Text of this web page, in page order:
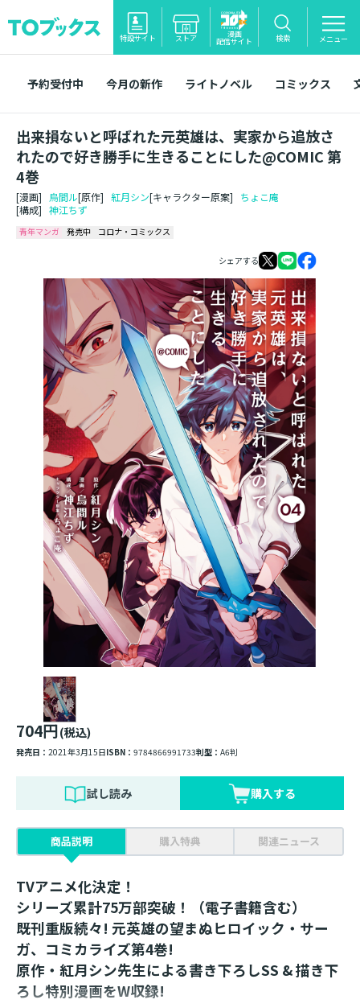
特設サイト ストア 漫画
配信サイト 検索 メニュー
予約受付中 今月の新作 ライトノベル コミックス
出来損ないと呼ばれた元英雄は、実家から追放さ
れたので好き勝手に生きることにした@COMIC 第
4巻
[漫画] 烏間ル[原作] 紅月シン[キャラクター原案] ちょこ庵
[構成] 神江ちず
青年マンガ 発売中 コロナ・コミックス
シェアする
704円(税込)
発売日： 2021年3月15日ISBN： 9784866991733判型： A6判
試し読み 購入する
商品説明 購入特典 関連ニュース
TVアニメ化決定！
シリーズ累計75万部突破！（電子書籍含む）
既刊重版続々! 元英雄の望まぬヒロイック・サー
ガ、コミカライズ第4巻!
原作・紅月シン先生による書き下ろしSS & 描き下
ろし特別漫画をW収録!